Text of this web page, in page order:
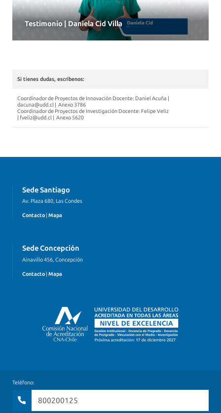
Testimonio | Daniela Cid Villa
Si tienes dudas, escríbenos:
Coordinador de Proyectos de Innovación Docente: Daniel Acuña |
dacuna@udd.cl| Anexo 3786
Coordinador de Proyectos de Investigación Docente: Felipe Veliz
| fveliz@udd.cl| Anexo 5620
Sede Santiago
Av. Plaza 680, Las Condes
Contacto Mapa
Sede Concepción
Ainavillo 456, Concepción
Contacto | Mapa
Teléfono:
800200125